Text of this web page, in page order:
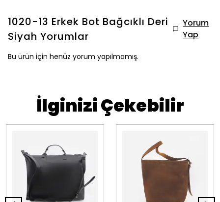
1020-13 Erkek Bot Bağcıklı Deri
Siyah Yorumlar
Yorum
Yap
Bu ürün için henüz yorum yapılmamış.
İlginizi Çekebilir